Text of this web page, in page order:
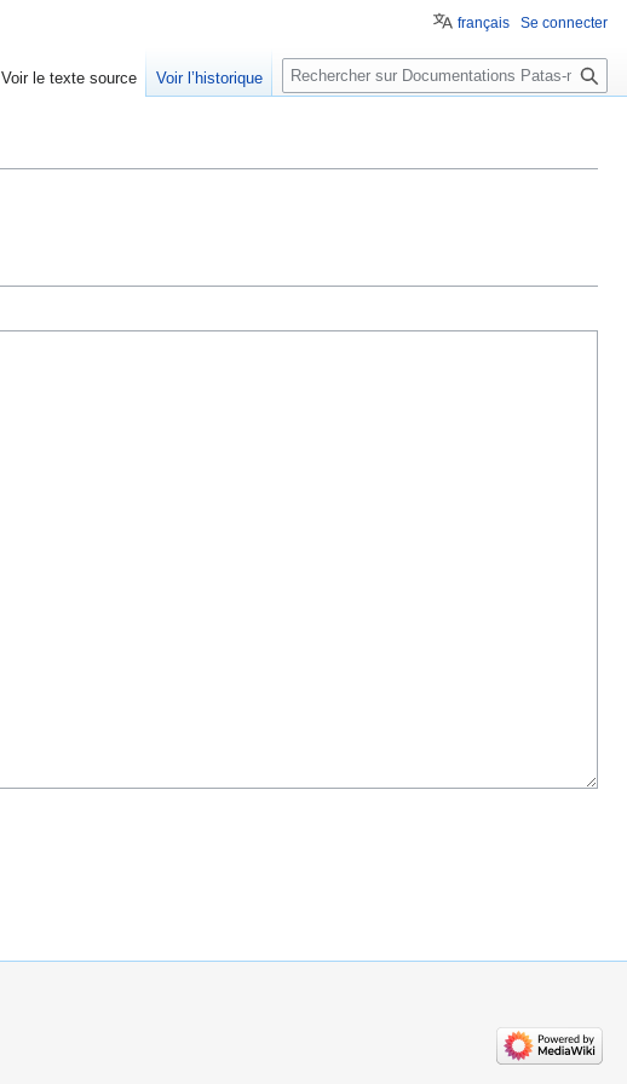
français Se connecter
Voir le texte source Voir l’historique
Rechercher